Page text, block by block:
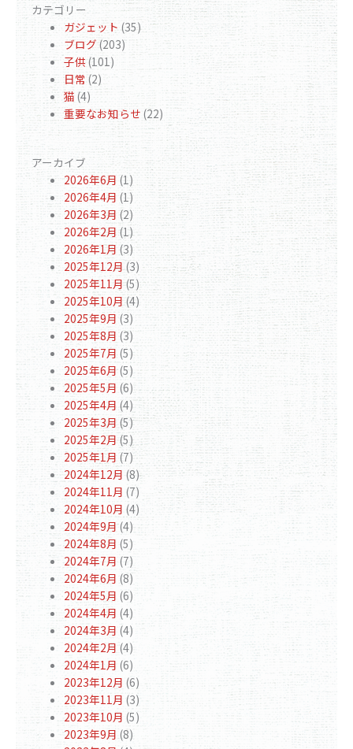
カテゴリー
ガジェット (35)
ブログ (203)
子供(101)
日常 (2)
猫 (4)
重要なお知らせ (22)
アーカイブ
2026年6月 (1)
2026年4月 (1)
2026年3月 (2)
2026年2月(1)
2026年1月 (3)
2025年12月(3)
2025年11月 (5)
2025年10月 (4)
2025年9月 (3)
2025年8月 (3)
2025年7月 (5)
2025年6月(5)
2025年5月 (6)
2025年4月 (4)
2025年3月 (5)
2025年2月 (5)
2025年1月 (7)
2024年12月 (8)
2024年11月 (7)
2024年10月 (4)
2024年9月(4)
2024年8月 (5)
2024年7月 (7)
2024年6月 (8)
2024年5月 (6)
2024年4月 (4)
2024年3月 (4)
2024年2月 (4)
2024年1月 (6)
2023年12月 (6)
2023年11月 (3)
2023年10月 (5)
2023年9月(8)